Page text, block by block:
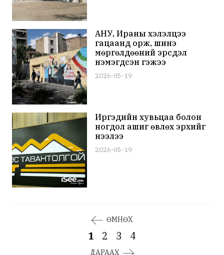
АНУ, Ираны хэлэлцээ
гацаанд орж, шинэ
мөргөлдөөний эрсдэл
нэмэгдсэн гэжээ
2026-05-19
Иргэдийн хувьцаа болон
ногдол ашиг өвлөх эрхийг
нээлээ
2026-05-19
ӨМНӨХ
1 2 3 4
ДАРААХ